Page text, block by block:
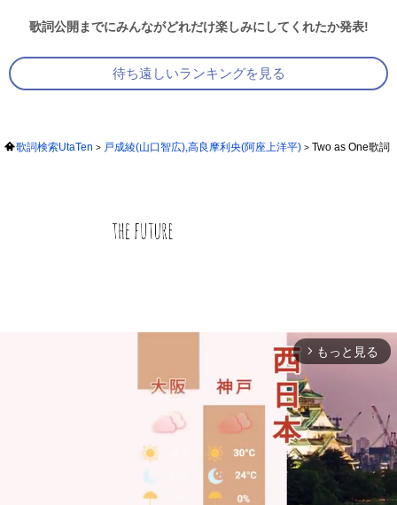
歌詞公開までにみんながどれだけ楽しみにしてくれたか発表!
待ち遠しいランキングを見る
歌詞検索UtaTen 戸成綾(山口智広),高良摩利央(阿座上洋平) Two as One歌詞
arrow_forward_ios もっと見る